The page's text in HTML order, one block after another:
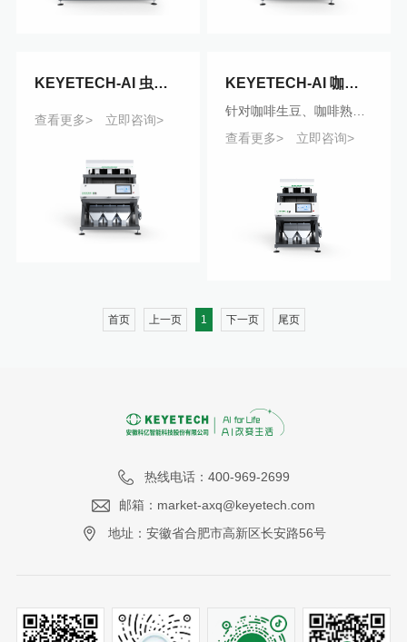
KEYETECH-AI 虫眼物料智能分选机
查看更多> 立即咨询>
KEYETECH-AI 咖啡智能分选机
查看更多>
立即咨询>
首页 上一页 1 下一页 尾页
热线电话：400-969-2699
邮箱：market-axq@keyetech.com
地址：安徽省合肥市高新区长安路56号